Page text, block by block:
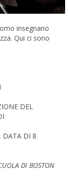
insegnano
Qui ci sono
DEL
DATA DI 8
DI BOSTON